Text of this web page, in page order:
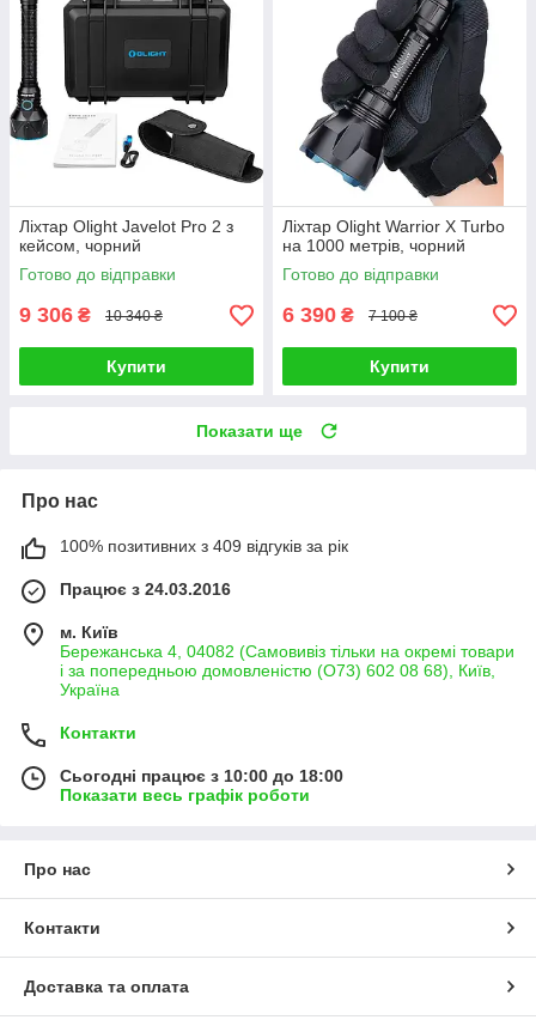
Ліхтар Olight Javelot Pro 2 з
кейсом, чорний
Готово до відправки
9 306 ₴ 10 340 ₴
Купити
Ліхтар Olight Warrior X Turbo
на 1000 метрів, чорний
Готово до відправки
6 390 ₴ 7 100 ₴
Купити
Показати ще
Про нас
100% позитивних з 409 відгуків за рік
Працює з 24.03.2016
м. Київ
Бережанська 4, 04082 (Самовивіз тільки на окремі товари
і за попередньою домовленістю (О73) 602 08 68), Київ,
Україна
Контакти
Сьогодні працює з 10:00 до 18:00
Показати весь графік роботи
Про нас
Контакти
Доставка та оплата